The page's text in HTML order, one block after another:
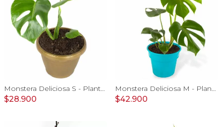
Monstera Deliciosa S - Planta de interior en macetero
$28.900
Monstera Deliciosa M - Planta de interior en macetero
$42.900